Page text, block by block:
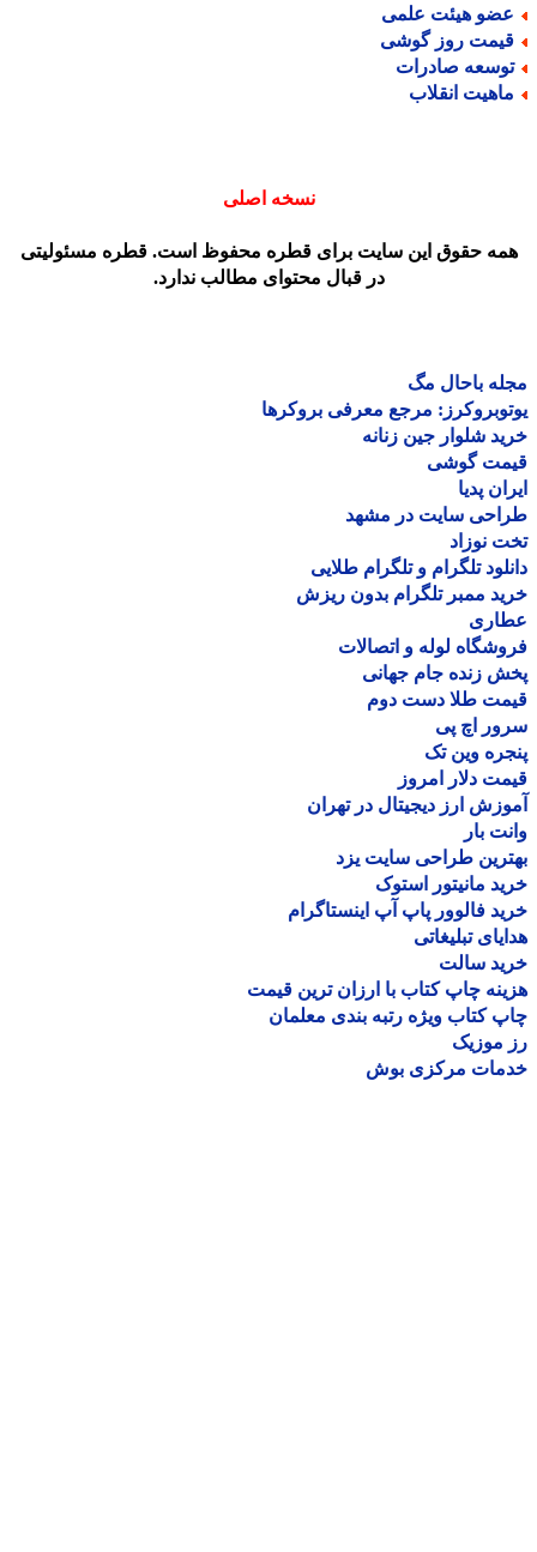
هیئت علمی
روز گوشی
صادرات
انقلاب
نسخه اصلی
حقوق این سایت برای قطره محفوظ است. قطره مسئولیتی
در قبال محتوای مطالب ندارد.
باحال مگ
مرجع معرفی بروکرها
شلوار جین زنانه
گوشی
پدیا
سایت در مشهد
نوزاد
تلگرام و تلگرام طلایی
ممبر تلگرام بدون ریزش
لوله و اتصالات
زنده جام جهانی
طلا دست دوم
اچ پی
وین تک
دلار امروز
ارز دیجیتال در تهران
بار
طراحی سایت یزد
مانیتور استوک
فالوور پاپ آپ اینستاگرام
تبلیغاتی
سالت
چاپ کتاب با ارزان ترین قیمت
کتاب ویژه رتبه بندی معلمان
موزیک
مرکزی بوش